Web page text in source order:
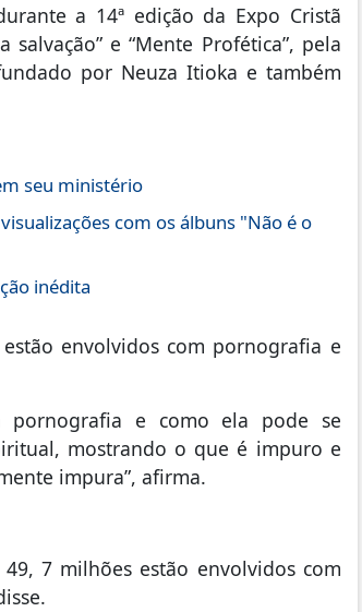
a 14ª edição da Expo Cristã
e “Mente Profética”, pela
por Neuza Itioka e também
seu ministério
com os álbuns "Não é o
inédita
envolvidos com pornografia e
pornografia e como ela pode se
mostrando o que é impuro e
impura”, afirma.
7 milhões estão envolvidos com